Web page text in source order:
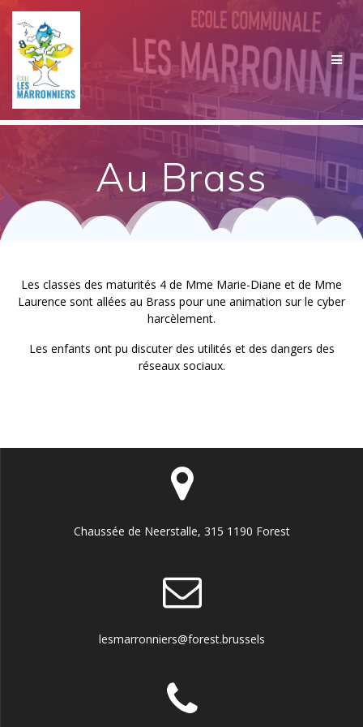
Passer
au
contenu
Au Brass
Les classes des maturités 4 de Mme Marie-Diane et de Mme
Laurence sont allées au Brass pour une animation sur le cyber
harcèlement.
Les enfants ont pu discuter des utilités et des dangers des
réseaux sociaux.
Chaussée de Neerstalle, 315 1190 Forest
lesmarronniers@forest.brussels